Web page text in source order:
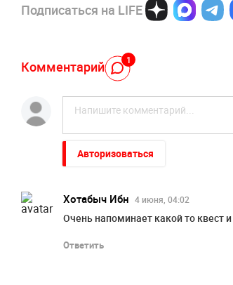
Подписаться на LIFE
Комментарий 1
Авторизоваться
Хотабыч Ибн 4 июня, 04:02
Очень напоминает какой то квест и
Ответить